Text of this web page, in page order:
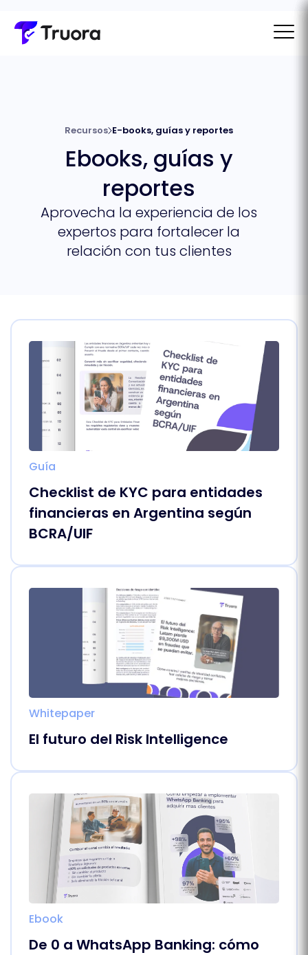
Recursos E-books, guías y reportes
Ebooks, guías y
reportes
Aprovecha la experiencia de los
expertos para fortalecer la
relación con tus clientes
Guía
Checklist de KYC para entidades
financieras en Argentina según
BCRA/UIF
Whitepaper
El futuro del Risk Intelligence
Ebook
De 0 a WhatsApp Banking: cómo